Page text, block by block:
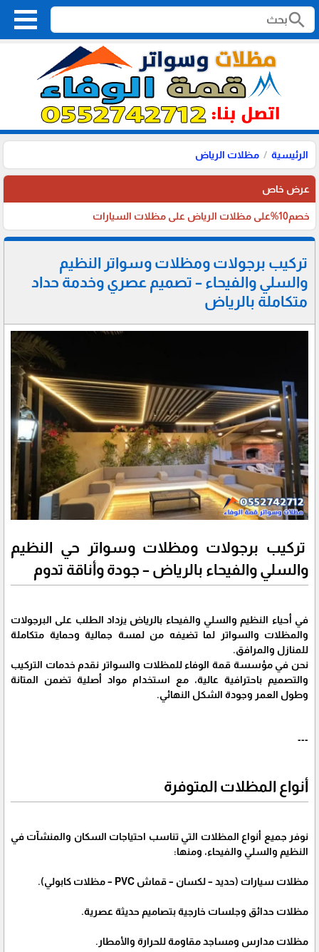
search
الرئيسية مظلات الرياض
عرض خاص
خصم10%على مظلات الرياض على مظلات السيارات
تركيب برجولات ومظلات وسواتر النظيم
والسلي والفيحاء – تصميم عصري وخدمة حداد
متكاملة بالرياض
تركيب برجولات ومظلات وسواتر حي النظيم
والسلي والفيحاء بالرياض – جودة وأناقة تدوم
في أحياء النظيم والسلي والفيحاء بالرياض يزداد الطلب على البرجولات
والمظلات والسواتر لما تضيفه من لمسة جمالية وحماية متكاملة
للمنازل والمرافق.
نحن في مؤسسة قمة الوفاء للمظلات والسواتر نقدم خدمات التركيب
والتصميم باحترافية عالية، مع استخدام مواد أصلية تضمن المتانة
وطول العمر وجودة الشكل النهائي.
---
أنواع المظلات المتوفرة
نوفر جميع أنواع المظلات التي تناسب احتياجات السكان والمنشآت في
النظيم والسلي والفيحاء، ومنها:
مظلات سيارات (حديد – لكسان – قماش PVC – مظلات كابولي).
مظلات حدائق وجلسات خارجية بتصاميم حديثة عصرية.
مظلات مدارس ومساجد مقاومة للحرارة والأمطار.